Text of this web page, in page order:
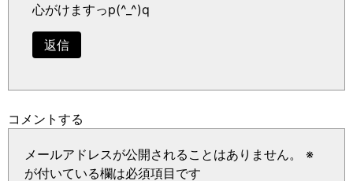
心がけますっp(^_^)q
返信
コメントする
メールアドレスが公開されることはありません。
※
が付いている欄は必須項目です